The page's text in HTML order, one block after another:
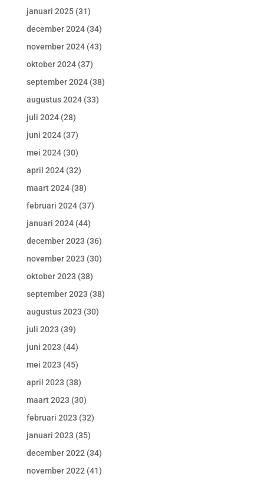
januari 2025(31)
december 2024(34)
november 2024(43)
oktober 2024(37)
september 2024(38)
augustus 2024(33)
juli 2024(28)
juni 2024(37)
mei 2024(30)
april 2024(32)
maart 2024(38)
februari 2024(37)
januari 2024(44)
december 2023 (36)
november 2023 (30)
oktober 2023 (38)
september 2023 (38)
augustus 2023 (30)
juli 2023 (39)
juni 2023 (44)
mei 2023 (45)
april 2023 (38)
maart 2023 (30)
februari 2023 (32)
januari 2023 (35)
december 2022 (34)
november 2022 (41)